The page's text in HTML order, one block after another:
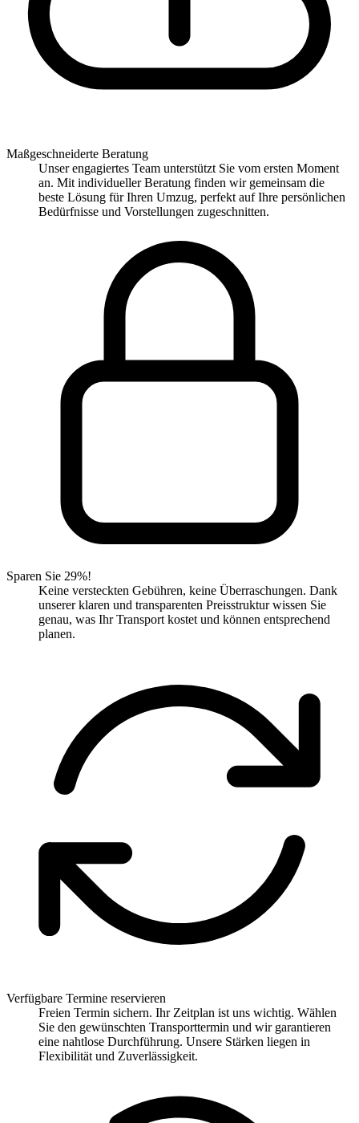
Maßgeschneiderte Beratung
Unser engagiertes Team unterstützt Sie vom ersten Moment
an. Mit individueller Beratung finden wir gemeinsam die
beste Lösung für Ihren Umzug, perfekt auf Ihre persönlichen
Bedürfnisse und Vorstellungen zugeschnitten.
Sparen Sie 29%!
Keine versteckten Gebühren, keine Überraschungen. Dank
unserer klaren und transparenten Preisstruktur wissen Sie
genau, was Ihr Transport kostet und können entsprechend
planen.
Verfügbare Termine reservieren
Freien Termin sichern. Ihr Zeitplan ist uns wichtig. Wählen
Sie den gewünschten Transporttermin und wir garantieren
eine nahtlose Durchführung. Unsere Stärken liegen in
Flexibilität und Zuverlässigkeit.